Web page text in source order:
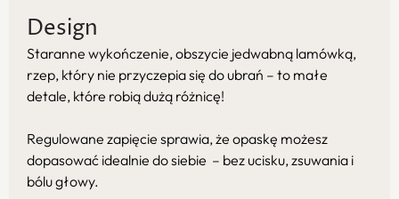
Design
Staranne wykończenie, obszycie jedwabną lamówką,
rzep, który nie przyczepia się do ubrań – to małe
detale, które robią dużą różnicę!
Regulowane zapięcie sprawia, że opaskę możesz
dopasować idealnie do siebie – bez ucisku, zsuwania i
bólu głowy.